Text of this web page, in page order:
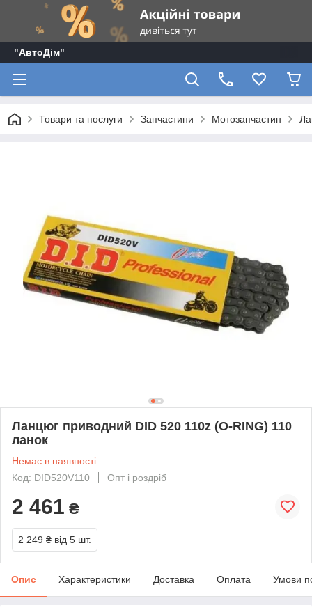
"АвтоДім"
Товари та послуги Запчастини Мотозапчастин
Ланцюг приводний DID 520 110z (О-RING) 110
ланок
Немає в наявності
Код: DID520V110
Опт і роздріб
2 461 ₴
2 249 ₴ від 5 шт.
Опис Характеристики Доставка Оплата Умови